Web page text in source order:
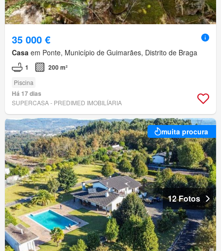
35 000 €
Casa em Ponte, Município de Guimarães, Distrito de Braga
1 200 m²
Piscina
Há 17 dias
SUPERCASA - PREDIMED IMOBILÍARIA
muita procura
12 Fotos